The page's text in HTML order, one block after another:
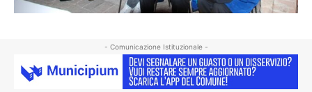
- Comunicazione Istituzionale -